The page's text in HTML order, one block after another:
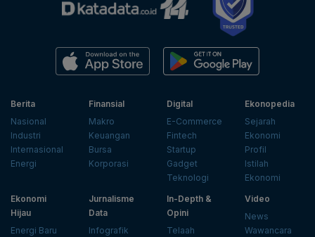
Berita
Nasional
Industri
Internasional
Energi
Finansial
Makro
Keuangan
Bursa
Korporasi
Digital
E-Commerce
Fintech
Startup
Gadget
Teknologi
Ekonopedia
Sejarah
Ekonomi
Profil
Istilah
Ekonomi
Ekonomi
Hijau
Energi Baru
Jurnalisme
Data
Infografik
In-Depth &
Opini
Telaah
Video
News
Wawancara